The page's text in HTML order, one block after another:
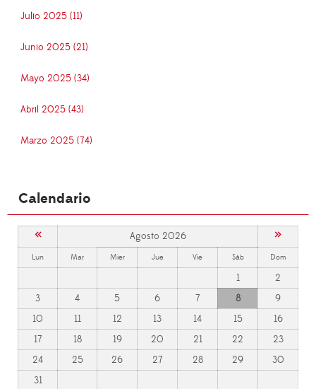
Julio 2025 (11)
Junio 2025 (21)
Mayo 2025 (34)
Abril 2025 (43)
Marzo 2025 (74)
Calendario
« Agosto 2026 »
Lun Mar Mier Jue Vie Sáb Dom
1
2
3
4 5 6 7 8
9
10
11 12 13 14 15
16
17
18 19 20 21 22
23
24
25 26 27 28 29
30
31